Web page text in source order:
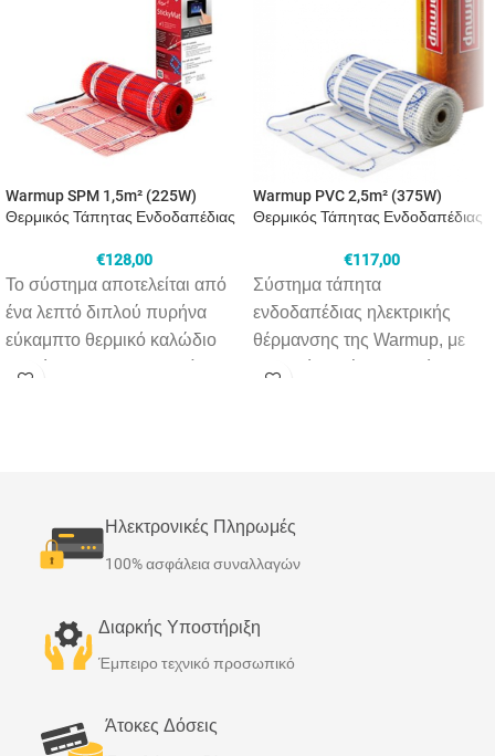
Warmup SPM 1,5m² (225W)
Θερμικός Τάπητας Ενδοδαπέδιας
€128,00
Το σύστημα αποτελείται από
ένα λεπτό διπλoύ πυρήνα
εύκαμπτο θερμικό καλώδιο
κολλάτε το πλέγμα έως ότου η
επιφάνεια ενδιαφέροντος
ομοιόμορφη θέρμανση σε
μεγάλα και κανονικού
σχήματος δάπεδα δωματίων.
Warmup PVC 2,5m² (375W)
Θερμικός Τάπητας Ενδοδαπέδιας
€117,00
Σύστημα τάπητα
ενδοδαπέδιας ηλεκτρικής
θέρμανσης της Warmup, με
είναι αρκετά ανθεκτικοί για
χρήση σε επαγγελματικές
μόνο ώρες ακόμα και από ένα
Ηλεκτρονικές Πληρωμές
100% ασφάλεια συναλλαγών
Διαρκής Υποστήριξη
Έμπειρο τεχνικό προσωπικό
Άτοκες Δόσεις